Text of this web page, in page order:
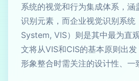
系统的视觉和行为集成体系，涵
识别元素，而企业视觉识别系
System, VIS）则是其中最为直
文将从VIS和CIS的基本原则出
形象整合时需关注的设计性、一